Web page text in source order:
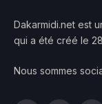
Dakarmidi.net est
qui a été créé le
Nous sommes